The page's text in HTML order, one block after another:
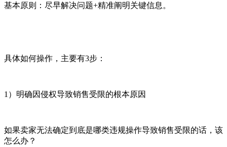
基本原则：尽早解决问题+精准阐明关键信息。
具体如何操作，主要有3步：
1）明确因侵权导致销售受限的根本原因
如果卖家无法确定到底是哪类违规操作导致销售受限的话，该
怎么办？